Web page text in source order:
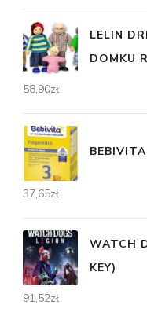
LELIN
DOMKU
58,90zł
37,65zł
WATCH
KEY)
91,52zł